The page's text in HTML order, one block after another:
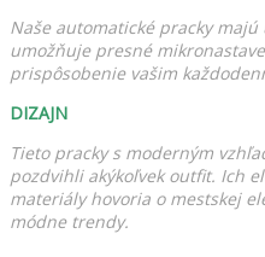
Naše automatické pracky
umožňuje presné
prispôsobenie vašim
DIZAJN
Tieto pracky s moderným
pozdvihli akýkoľvek outfit. Ich
materiály hovoria o mestskej
módne trendy.